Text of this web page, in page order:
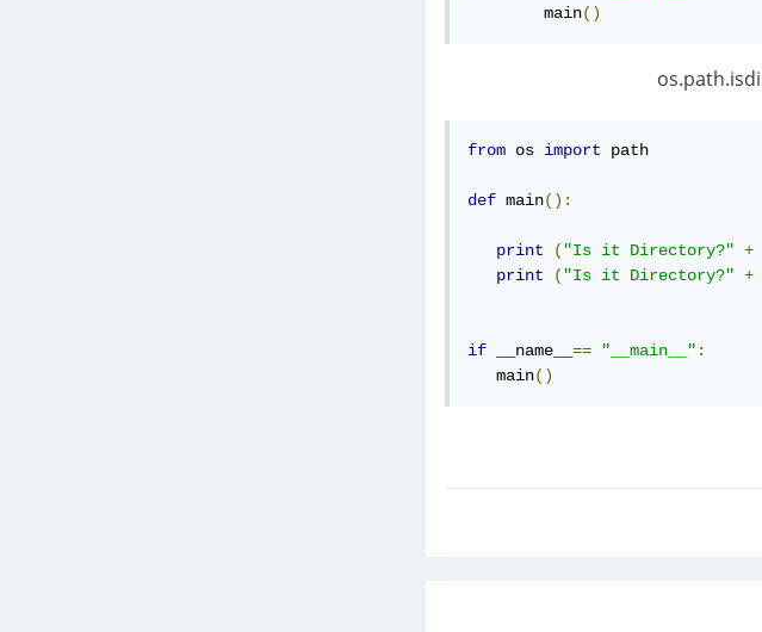
	main
()
from os import path
def main():
print ( "Is it Directory?" +
print
( "Is it Directory?" +
if __name__ == "__main__" :
   main
()